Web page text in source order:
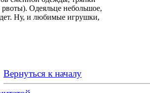
рвоты). Одеяльце небольшое,
Ну, и любимые игрушки,
Вернуться к началу